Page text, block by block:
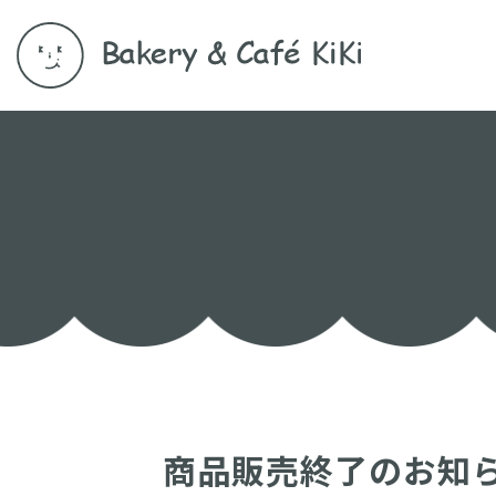
商品販売終了のお知